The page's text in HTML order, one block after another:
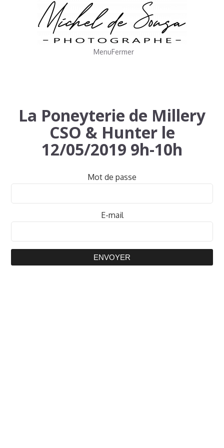
MenuFermer
La Poneyterie de Millery
CSO & Hunter le
12/05/2019 9h-10h
Mot de passe
E-mail
ENVOYER